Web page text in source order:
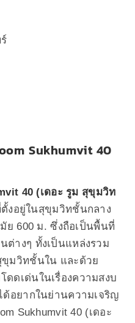
Sukhumvit 40
40 (เดอะ รูม สุขุมวิท
งอยู่ในสุขุมวิทชั้นกลาง
ย 600 ม. ซึ่งถือเป็นพื้นที่
างๆ ทั้งเป็นแหล่งรวม
มวิทชั้นใน และด้วย
ดเด่นในเรื่องความสงบ
ด้อยากในย่านความเจริญ
Sukhumvit 40 (เดอะ